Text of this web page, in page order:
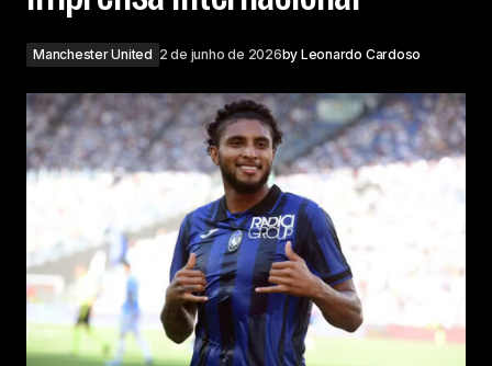
Manchester United 2 de junho de 2026by Leonardo Cardoso